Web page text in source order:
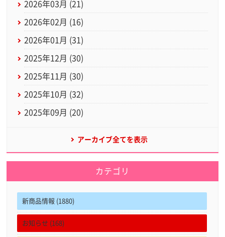
2026年03月 (21)
2026年02月 (16)
2026年01月 (31)
2025年12月 (30)
2025年11月 (30)
2025年10月 (32)
2025年09月 (20)
アーカイブ全てを表示
カテゴリ
新商品情報 (1880)
お知らせ (168)